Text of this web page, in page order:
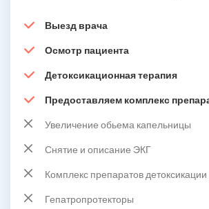
Выезд врача
Осмотр пациента
Детоксикационная терапия
Предоставляем комплекс
Увеличение обьема капельницы
Снятие и описание ЭКГ
Комплекс препаратов детоксикации
Гепатропротекторы